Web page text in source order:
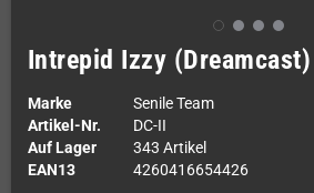
Intrepid Izzy (Dreamcast)
Marke
Senile Team
Artikel-Nr.
DC-II
Auf Lager
343 Artikel
EAN13
4260416654426